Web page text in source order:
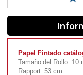
Papel Pintado
Tamaño del Rollo: 10
Rapport: 53 cm.